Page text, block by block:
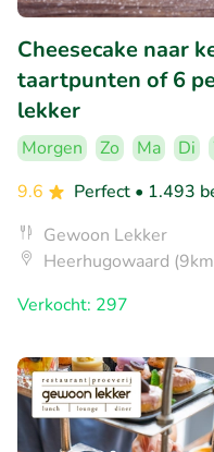
Cheesecake naar
taartpunten of 6
lekker
Morgen Zo Ma Di
9.6
Perfect • 1.493
Gewoon Lekker
Heerhugowaard
Verkocht: 297